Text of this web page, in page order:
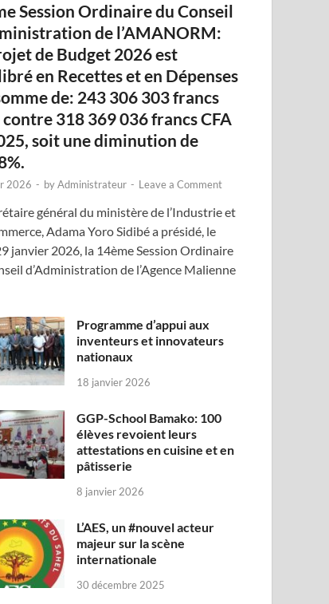
Session Ordinaire du Conseil
de l’AMANORM:
de Budget 2026 est
en Recettes et en Dépenses
de: 243 306 303 francs
contre 318 369 036 francs CFA
soit une diminution de
2026 - byAdministrateur - Leave a Comment
général du ministère de l’Industrie et
Adama Yoro Sidibé a présidé, le
janvier 2026, la 14ème Session Ordinaire
d’Administration de l’Agence Malienne
Programme d’appui aux
inventeurs et innovateurs
nationaux
18 janvier 2026
GGP-School Bamako: 100
élèves revoient leurs
attestations en cuisine et en
pâtisserie
8 janvier 2026
L’AES, un #nouvel acteur
majeur sur la scène
internationale
30 décembre 2025